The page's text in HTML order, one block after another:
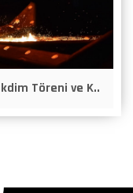
Töreni ve K..